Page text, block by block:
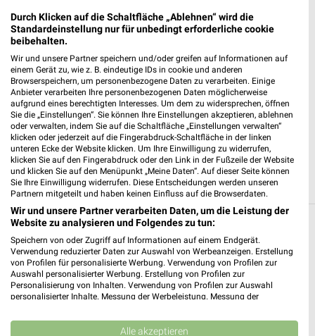
95682 Brand
302,74 km • Angebote: 3 Prospekte
Netto Marken-Discount Marktredwitz
Waldershofer Str. 57
95615 Marktredwitz
Heute 07:00 - 20:00 Uhr | Geöffnet
295,60 km • Angebote: 3 Prospekte
Discounter Angebote und Prospekte für
Erbendorf
15 Prospekte
Durch Klicken auf die Schaltfläche „Ablehnen“ wird die
Standardeinstellung nur für unbedingt erforderliche cookie
beibehalten.
Wir und unsere Partner speichern und/oder greifen auf Informationen auf
einem Gerät zu, wie z. B. eindeutige IDs in cookie und anderen
Browserspeichern, um personenbezogene Daten zu verarbeiten. Einige
Anbieter verarbeiten Ihre personenbezogenen Daten möglicherweise
aufgrund eines berechtigten Interesses. Um dem zu widersprechen, öffnen
Sie die „Einstellungen“. Sie können Ihre Einstellungen akzeptieren, ablehnen
oder verwalten, indem Sie auf die Schaltfläche „Einstellungen verwalten“
klicken oder jederzeit auf die Fingerabdruck-Schaltfläche in der linken
unteren Ecke der Website klicken. Um Ihre Einwilligung zu widerrufen,
klicken Sie auf den Fingerabdruck oder den Link in der Fußzeile der Website
und klicken Sie auf den Menüpunkt „Meine Daten“. Auf dieser Seite können
Sie Ihre Einwilligung widerrufen. Diese Entscheidungen werden unseren
Partnern mitgeteilt und haben keinen Einfluss auf die Browserdaten.
Wir und unsere Partner verarbeiten Daten, um die Leistung der
Website zu analysieren und Folgendes zu tun:
Speichern von oder Zugriff auf Informationen auf einem Endgerät.
Verwendung reduzierter Daten zur Auswahl von Werbeanzeigen. Erstellung
von Profilen für personalisierte Werbung. Verwendung von Profilen zur
Auswahl personalisierter Werbung. Erstellung von Profilen zur
Personalisierung von Inhalten. Verwendung von Profilen zur Auswahl
personalisierter Inhalte. Messung der Werbeleistung. Messung der
Kombinationen von Daten aus verschiedenen Quellen. Entwicklung und
Verbesserung der Angebote. Verwendung reduzierter Daten zur Auswahl
Alle akzeptieren